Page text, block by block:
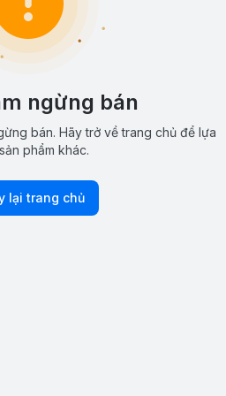
ngừng bán
bán. Hãy trở về trang chủ để lựa
phẩm khác.
lại trang chủ